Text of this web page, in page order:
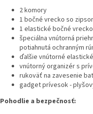
2 komory
1 bočné vrecko so
1 elastické bočné vrecko
špeciálna vnútorná
potiahnutá ochranným
ďalšie vnútorné
vnútorný organizér s
rukoväť na zavesenie
gadget prívesok -
Pohodlie a bezpečnosť: